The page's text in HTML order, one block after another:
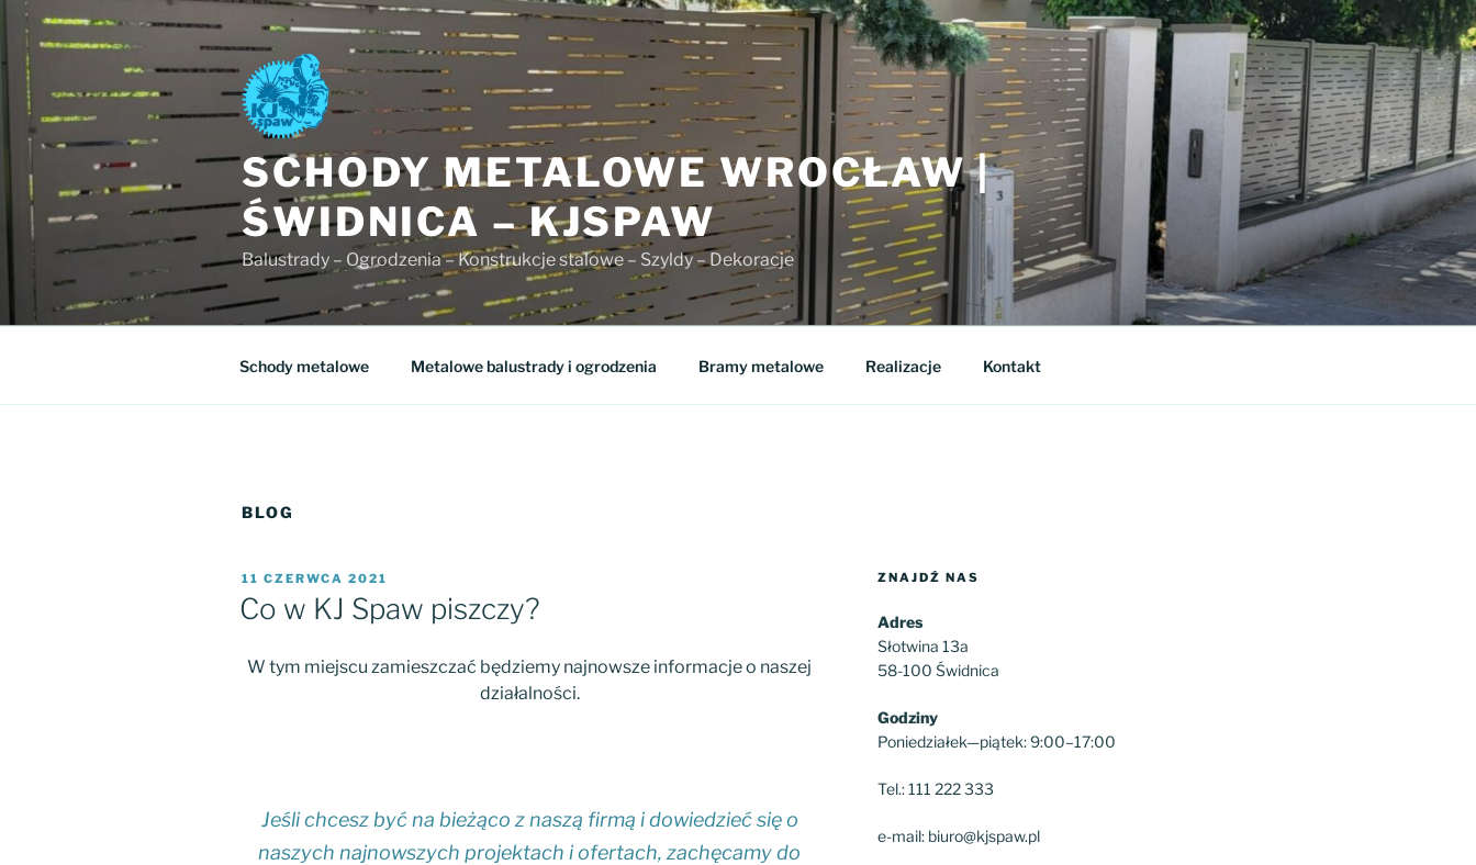
Przejdź
treści
SCHODY METALOWE WROCŁAW |
ŚWIDNICA – KJSPAW
Balustrady – Ogrodzenia – Konstrukcje stalowe – Szyldy – Dekoracje
Schody metalowe Metalowe balustrady i ogrodzenia Bramy metalowe Realizacje Kontakt
BLOG
OPUBLIKOWANE
W
11 CZERWCA 2021
Co w KJ Spaw piszczy?
W tym miejscu zamieszczać będziemy najnowsze informacje o naszej
działalności.
Jeśli chcesz być na bieżąco z naszą firmą i dowiedzieć się o
naszych najnowszych projektach i ofertach, zachęcamy do
ZNAJDŹ NAS
Adres
Słotwina 13a
58-100 Świdnica
Godziny
Poniedziałek—piątek: 9:00–17:00
Tel.: 111 222 333
e-mail: biuro@kjspaw.pl